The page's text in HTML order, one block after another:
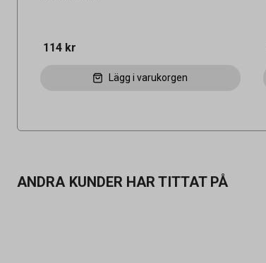
114 kr
Lägg i varukorgen
ANDRA KUNDER HAR TITTAT PÅ